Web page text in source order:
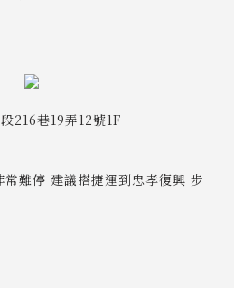
216巷19弄12號1F
難停 建議搭捷運到忠孝復興 步